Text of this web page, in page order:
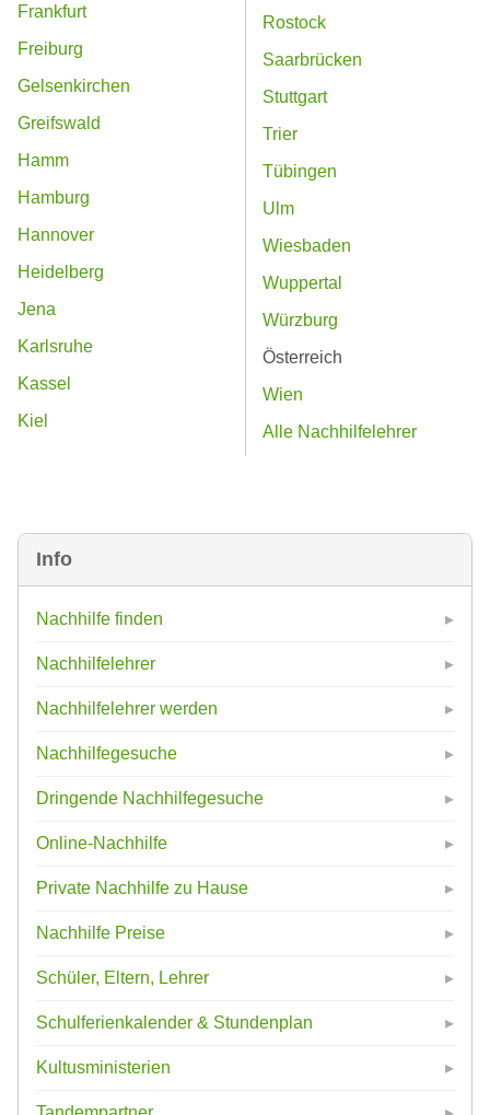
Info
Nachhilfe finden
Nachhilfelehrer
Nachhilfelehrer werden
Nachhilfegesuche
Dringende Nachhilfegesuche
Online-Nachhilfe
Private Nachhilfe zu Hause
Nachhilfe Preise
Schüler, Eltern, Lehrer
Schulferienkalender & Stundenplan
Kultusministerien
Frankfurt
Freiburg
Gelsenkirchen
Greifswald
Hamm
Hamburg
Hannover
Heidelberg
Jena
Karlsruhe
Kassel
Kiel
Rostock
Saarbrücken
Stuttgart
Trier
Tübingen
Ulm
Wiesbaden
Wuppertal
Würzburg
Österreich
Wien
Alle Nachhilfelehrer